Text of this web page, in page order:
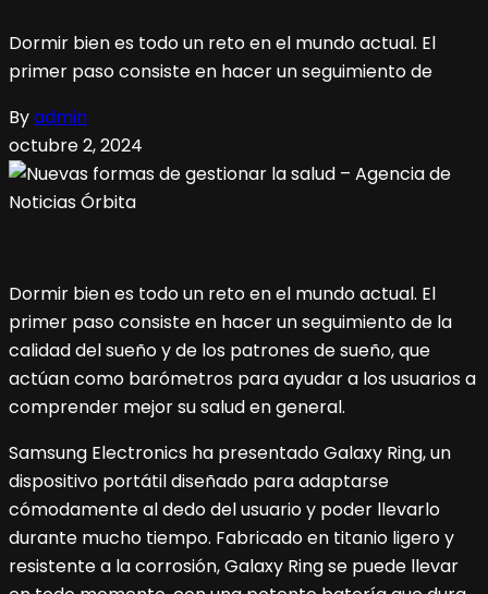
Dormir bien es todo un reto en el mundo actual. El
primer paso consiste en hacer un seguimiento de
Byadmin
octubre 2, 2024
Dormir bien es todo un reto en el mundo actual. El
primer paso consiste en hacer un seguimiento de la
calidad del sueño y de los patrones de sueño, que
actúan como barómetros para ayudar a los usuarios a
comprender mejor su salud en general.
Samsung Electronics ha presentado Galaxy Ring, un
dispositivo portátil diseñado para adaptarse
cómodamente al dedo del usuario y poder llevarlo
durante mucho tiempo. Fabricado en titanio ligero y
resistente a la corrosión, Galaxy Ring se puede llevar